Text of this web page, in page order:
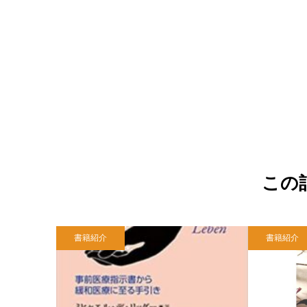
この
書籍紹介 書籍紹介